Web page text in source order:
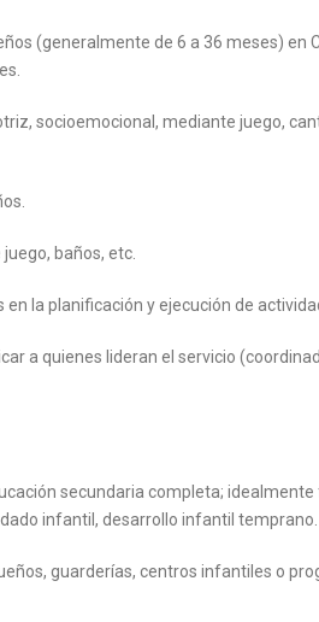
(generalmente de 6 a 36 meses) en
socioemocional, mediante juego,
baños, etc.
la planificación y ejecución de
a quienes lideran el servicio
secundaria completa;
infantil, desarrollo infantil temprano.
guarderías, centros infantiles o